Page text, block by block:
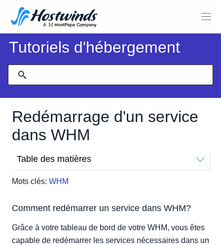
Tutoriels d'hébergement
Redémarrage d'un service
dans WHM
Mots clés: WHM
Table des matières
Comment redémarrer un service dans WHM?
Grâce à votre tableau de bord de votre WHM, vous êtes
capable de redémarrer les services nécessaires dans un